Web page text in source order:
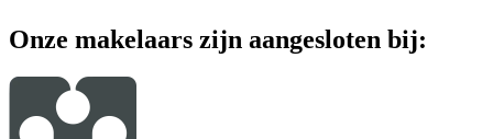
Onze makelaars zijn aangesloten bij: